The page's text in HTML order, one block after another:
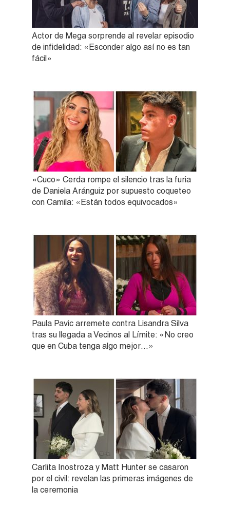
Actor de Mega sorprende al revelar episodio
de infidelidad: «Esconder algo así no es tan
fácil»
«Cuco» Cerda rompe el silencio tras la furia
de Daniela Aránguiz por supuesto coqueteo
con Camila: «Están todos equivocados»
Paula Pavic arremete contra Lisandra Silva
tras su llegada a Vecinos al Límite: «No creo
que en Cuba tenga algo mejor…»
Carlita Inostroza y Matt Hunter se casaron
por el civil: revelan las primeras imágenes de
la ceremonia